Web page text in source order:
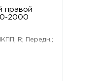
правой
2000
R; Передн.;